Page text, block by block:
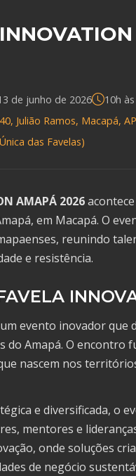
de junho de 2026 10h
Julião Ramos, Macapá,
das Favelas)
AMAPÁ 2026
em Macapá. O
reunindo
e resistência.
evento inovador
do Amapá. O encontro
nascem nos
e diversificada, o
mentores e
onde soluções
de negócio